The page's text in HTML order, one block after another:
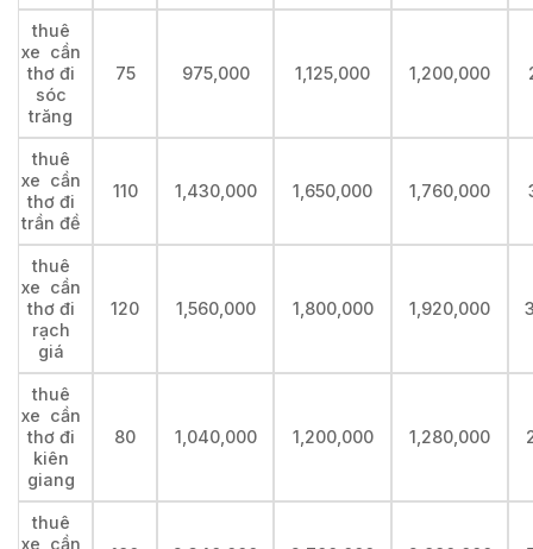
thuê
xe cần
thơ đi
sóc
trăng
75 975,000 1,125,000 1,200,000
thuê
xe cần
thơ đi
trần đề
110 1,430,000 1,650,000 1,760,000
thuê
xe cần
thơ đi
rạch
giá
120 1,560,000 1,800,000 1,920,000
thuê
xe cần
thơ đi
kiên
giang
80 1,040,000 1,200,000 1,280,000
thuê
xe cần